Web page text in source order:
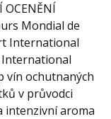
Mondial de
International
International
vín ochutnaných
v průvodci
intenzivní aroma